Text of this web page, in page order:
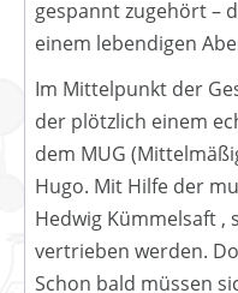
gespannt zugehört –
einem lebendigen
Im Mittelpunkt der
der plötzlich einem
dem MUG
Hugo. Mit Hilfe der
Hedwig Kümmelsaft ,
vertrieben werden.
Schon bald müssen